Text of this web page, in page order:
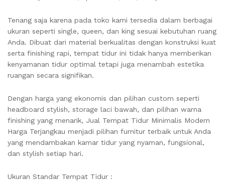
Tenang saja karena pada toko kami tersedia dalam berbagai
ukuran seperti single, queen, dan king sesuai kebutuhan ruang
Anda. Dibuat dari material berkualitas dengan konstruksi kuat
serta finishing rapi, tempat tidur ini tidak hanya memberikan
kenyamanan tidur optimal tetapi juga menambah estetika
ruangan secara signifikan.
Dengan harga yang ekonomis dan pilihan custom seperti
headboard stylish, storage laci bawah, dan pilihan warna
finishing yang menarik, Jual Tempat Tidur Minimalis Modern
Harga Terjangkau menjadi pilihan furnitur terbaik untuk Anda
yang mendambakan kamar tidur yang nyaman, fungsional,
dan stylish setiap hari.
Ukuran Standar Tempat Tidur :